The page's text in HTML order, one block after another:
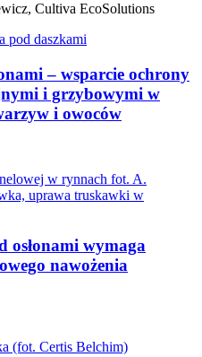
Cultiva EcoSolutions
– wsparcie ochrony
i grzybowymi w
i owoców
osłonami wymaga
nawożenia